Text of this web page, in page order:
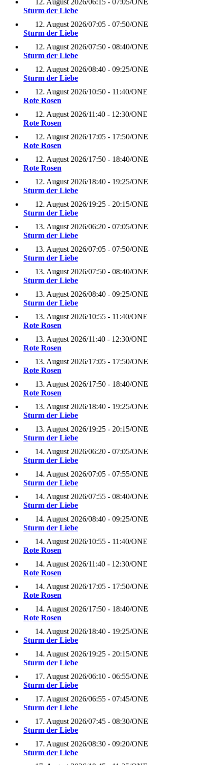
12. August 2026/06:15 - 07:05/ONE
Sturm der Liebe
12. August 2026/07:05 - 07:50/ONE
Sturm der Liebe
12. August 2026/07:50 - 08:40/ONE
Sturm der Liebe
12. August 2026/08:40 - 09:25/ONE
Sturm der Liebe
12. August 2026/10:50 - 11:40/ONE
Rote Rosen
12. August 2026/11:40 - 12:30/ONE
Rote Rosen
12. August 2026/17:05 - 17:50/ONE
Rote Rosen
12. August 2026/17:50 - 18:40/ONE
Rote Rosen
12. August 2026/18:40 - 19:25/ONE
Sturm der Liebe
12. August 2026/19:25 - 20:15/ONE
Sturm der Liebe
13. August 2026/06:20 - 07:05/ONE
Sturm der Liebe
13. August 2026/07:05 - 07:50/ONE
Sturm der Liebe
13. August 2026/07:50 - 08:40/ONE
Sturm der Liebe
13. August 2026/08:40 - 09:25/ONE
Sturm der Liebe
13. August 2026/10:55 - 11:40/ONE
Rote Rosen
13. August 2026/11:40 - 12:30/ONE
Rote Rosen
13. August 2026/17:05 - 17:50/ONE
Rote Rosen
13. August 2026/17:50 - 18:40/ONE
Rote Rosen
13. August 2026/18:40 - 19:25/ONE
Sturm der Liebe
13. August 2026/19:25 - 20:15/ONE
Sturm der Liebe
14. August 2026/06:20 - 07:05/ONE
Sturm der Liebe
14. August 2026/07:05 - 07:55/ONE
Sturm der Liebe
14. August 2026/07:55 - 08:40/ONE
Sturm der Liebe
14. August 2026/08:40 - 09:25/ONE
Sturm der Liebe
14. August 2026/10:55 - 11:40/ONE
Rote Rosen
14. August 2026/11:40 - 12:30/ONE
Rote Rosen
14. August 2026/17:05 - 17:50/ONE
Rote Rosen
14. August 2026/17:50 - 18:40/ONE
Rote Rosen
14. August 2026/18:40 - 19:25/ONE
Sturm der Liebe
14. August 2026/19:25 - 20:15/ONE
Sturm der Liebe
17. August 2026/06:10 - 06:55/ONE
Sturm der Liebe
17. August 2026/06:55 - 07:45/ONE
Sturm der Liebe
17. August 2026/07:45 - 08:30/ONE
Sturm der Liebe
17. August 2026/08:30 - 09:20/ONE
Sturm der Liebe